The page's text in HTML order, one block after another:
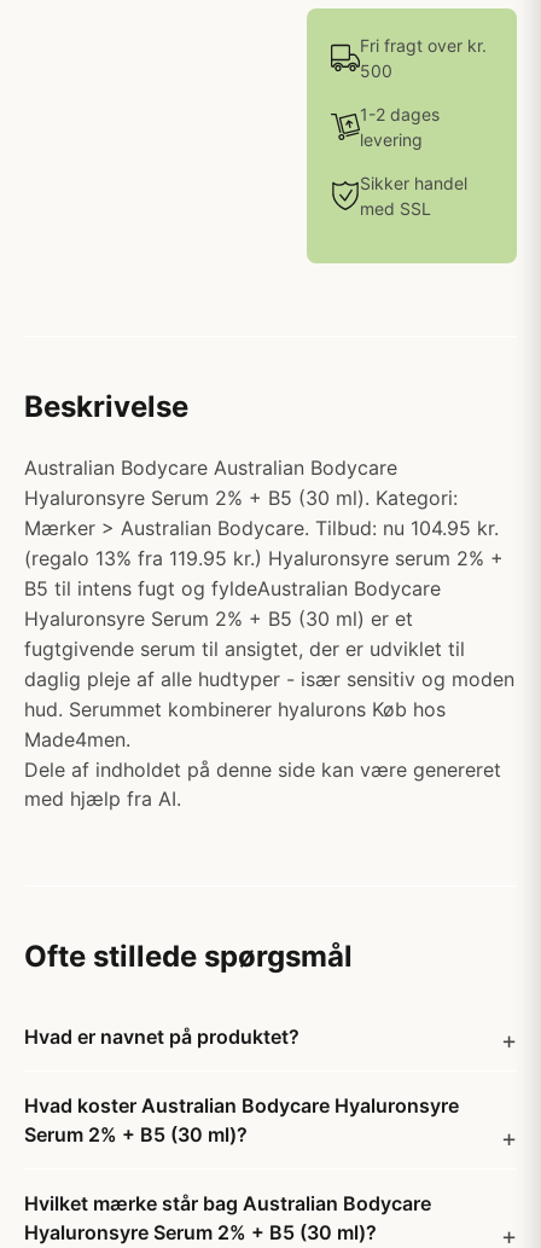
Fri fragt over kr.
500
1-2 dages
levering
Sikker handel
med SSL
Beskrivelse
Australian Bodycare Australian Bodycare
Hyaluronsyre Serum 2% + B5 (30 ml). Kategori:
Mærker > Australian Bodycare. Tilbud: nu 104.95 kr.
(regalo 13% fra 119.95 kr.) Hyaluronsyre serum 2% +
B5 til intens fugt og fyldeAustralian Bodycare
Hyaluronsyre Serum 2% + B5 (30 ml) er et
fugtgivende serum til ansigtet, der er udviklet til
daglig pleje af alle hudtyper - især sensitiv og moden
hud. Serummet kombinerer hyalurons Køb hos
Made4men.
Dele af indholdet på denne side kan være genereret
med hjælp fra AI.
Ofte stillede spørgsmål
Hvad er navnet på produktet?
Hvad koster Australian Bodycare Hyaluronsyre
Serum 2% + B5 (30 ml)?
Hvilket mærke står bag Australian Bodycare
Hyaluronsyre Serum 2% + B5 (30 ml)?